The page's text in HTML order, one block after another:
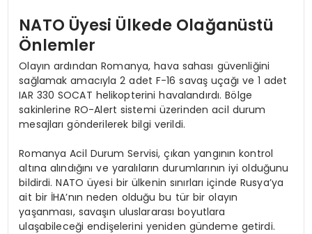
NATO Üyesi Ülkede Olağanüstü
Önlemler
Olayın ardından Romanya, hava sahası güvenliğini
sağlamak amacıyla 2 adet F-16 savaş uçağı ve 1 adet
IAR 330 SOCAT helikopterini havalandırdı. Bölge
sakinlerine RO-Alert sistemi üzerinden acil durum
mesajları gönderilerek bilgi verildi.
Romanya Acil Durum Servisi, çıkan yangının kontrol
altına alındığını ve yaralıların durumlarının iyi olduğunu
bildirdi. NATO üyesi bir ülkenin sınırları içinde Rusya’ya
ait bir İHA’nın neden olduğu bu tür bir olayın
yaşanması, savaşın uluslararası boyutlara
ulaşabileceği endişelerini yeniden gündeme getirdi.